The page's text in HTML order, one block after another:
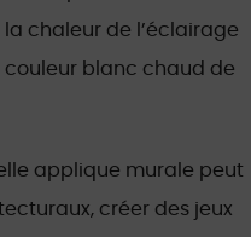
chaleur de l’éclairage
couleur blanc chaud de
applique murale peut
créer des jeux